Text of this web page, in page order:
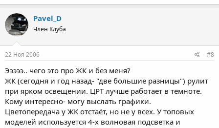
Pavel_D
Член Клуба
22 Ноя 2006 #8
Эээээ.. чего это про ЖК и без меня?
ЖК (сегодня и год назад- "две большие разницы") рулит
при ярком освещении. ЦРТ лучше работает в темноте.
Кому интересно- могу выслать графики.
Цветопередача у ЖК отстаёт, но не у всех. У топовых
моделей используется 4-х волновая подсветка и